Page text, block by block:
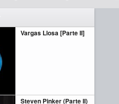
Vargas Llosa [Parte II]
Steven Pinker (Parte II)